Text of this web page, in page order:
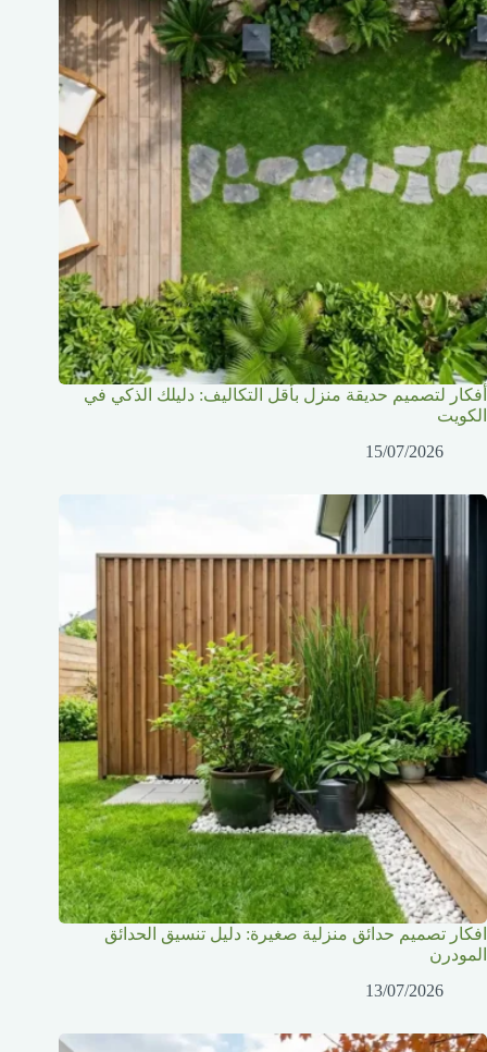
أفكار لتصميم حديقة منزل بأقل التكاليف: دليلك الذكي في
الكويت
15/07/2026
افكار تصميم حدائق منزلية صغيرة: دليل تنسيق الحدائق
المودرن
13/07/2026